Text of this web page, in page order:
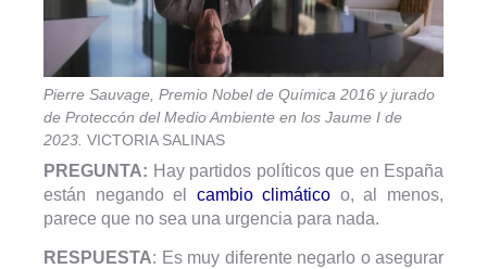
Pierre Sauvage, Premio Nobel de Química 2016 y jurado
de Proteccón del Medio Ambiente en los Jaume I de
2023. VICTORIA SALINAS
PREGUNTA: Hay partidos políticos que en España
están negando el cambio climático o, al menos,
parece que no sea una urgencia para nada.
RESPUESTA: Es muy diferente negarlo o asegurar